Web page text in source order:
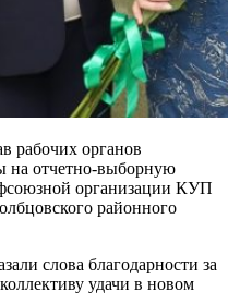
рабочих органов
на отчетно-выборную
организации КУП
районного
слова благодарности за
удачи в новом